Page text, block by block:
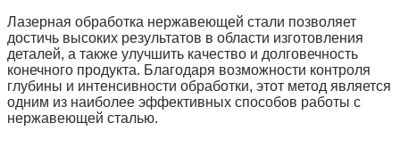
Лазерная обработка нержавеющей стали позволяет
достичь высоких результатов в области изготовления
деталей, а также улучшить качество и долговечность
конечного продукта. Благодаря возможности контроля
глубины и интенсивности обработки, этот метод является
одним из наиболее эффективных способов работы с
нержавеющей сталью.